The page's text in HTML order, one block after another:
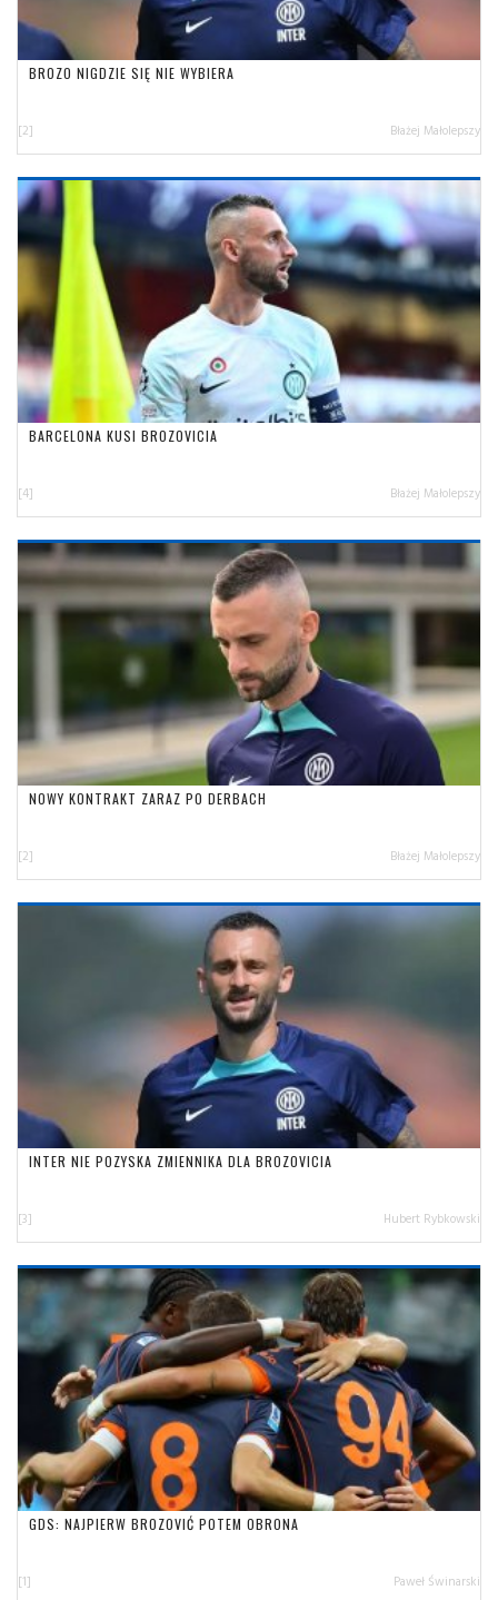
BROZO NIGDZIE SIĘ NIE WYBIERA
[2] Błażej Małolepszy
BARCELONA KUSI BROZOVICIA
[4] Błażej Małolepszy
NOWY KONTRAKT ZARAZ PO DERBACH
[2] Błażej Małolepszy
INTER NIE POZYSKA ZMIENNIKA DLA BROZOVICIA
[3] Hubert Rybkowski
GDS: NAJPIERW BROZOVIĆ POTEM OBRONA
[1] Paweł Świnarski